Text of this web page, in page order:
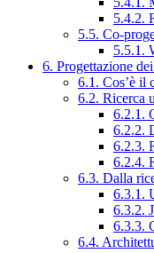
5.4.2.
5.5. Co-
5.5.1.
6. Progettazione
6.1. Cos’è il
6.2. Ricerca
6.2.1.
6.2.2.
6.2.3.
6.2.4.
6.3. Dalla
6.3.1.
6.3.2.
6.3.3.
6.4.